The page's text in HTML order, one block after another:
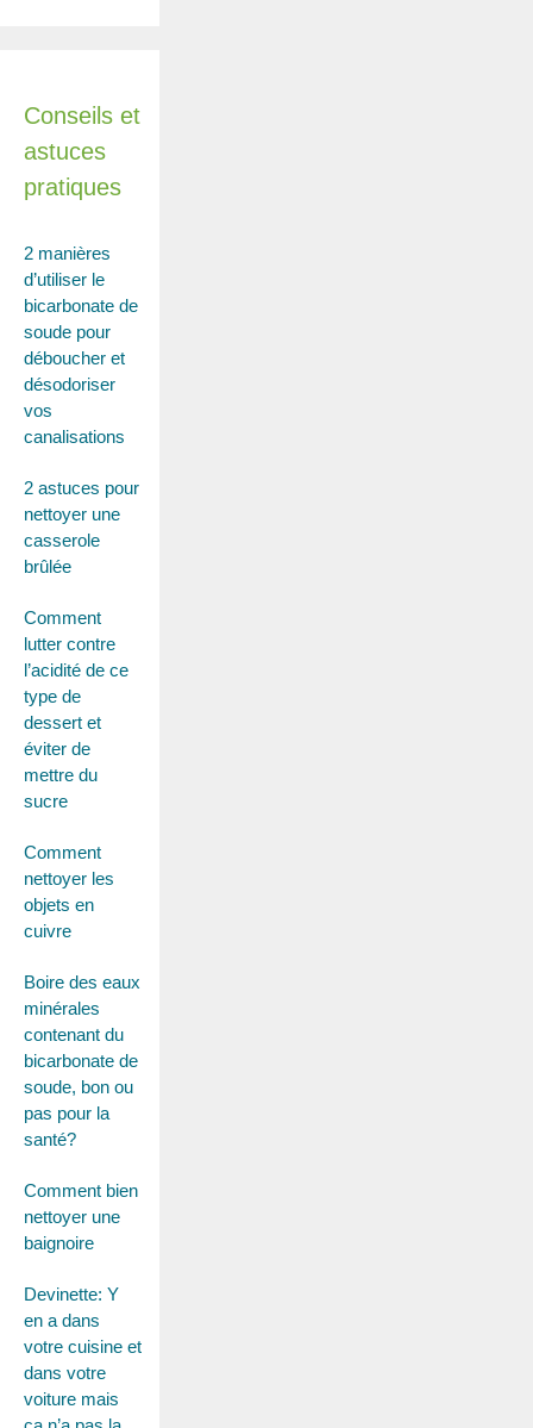
Conseils et
astuces
pratiques
2 manières
d’utiliser le
bicarbonate de
soude pour
déboucher et
désodoriser
vos
canalisations
2 astuces pour
nettoyer une
casserole
brûlée
Comment
lutter contre
l’acidité de ce
type de
dessert et
éviter de
mettre du
sucre
Comment
nettoyer les
objets en
cuivre
Boire des eaux
minérales
contenant du
bicarbonate de
soude, bon ou
pas pour la
santé?
Comment bien
nettoyer une
baignoire
Devinette: Y
en a dans
votre cuisine et
dans votre
voiture mais